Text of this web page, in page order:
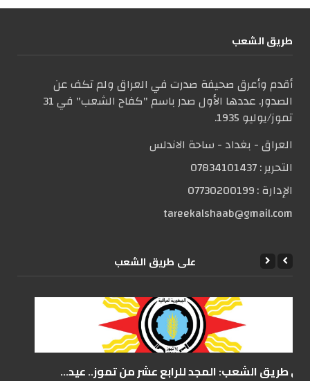
طریق الشعب
أقدم وأعرق صحيفة صدرت في العراق ولم تكف عن
الصدور. عددها الأول صدر باسم "كفاح الشعب" في 31
تموز/يوليو 1935.
العراق - بغداد - ساحة الاندلس
التحریر :07834101437
الإدارة :07730200199
tareekalshaab@gmail.com
علی طریق الشعب
على طريق الشعب: المجد للرابع عشر من تموز.. عيد...